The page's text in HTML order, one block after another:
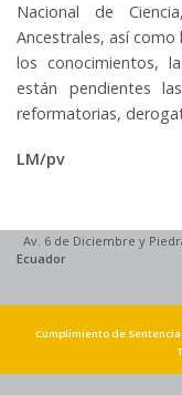
Nacional de
Ancestrales, así
los conocimientos,
están pendientes
reformatorias,
LM/pv
Av. 6 de Diciembre y
Ecuador
Cumplimiento de